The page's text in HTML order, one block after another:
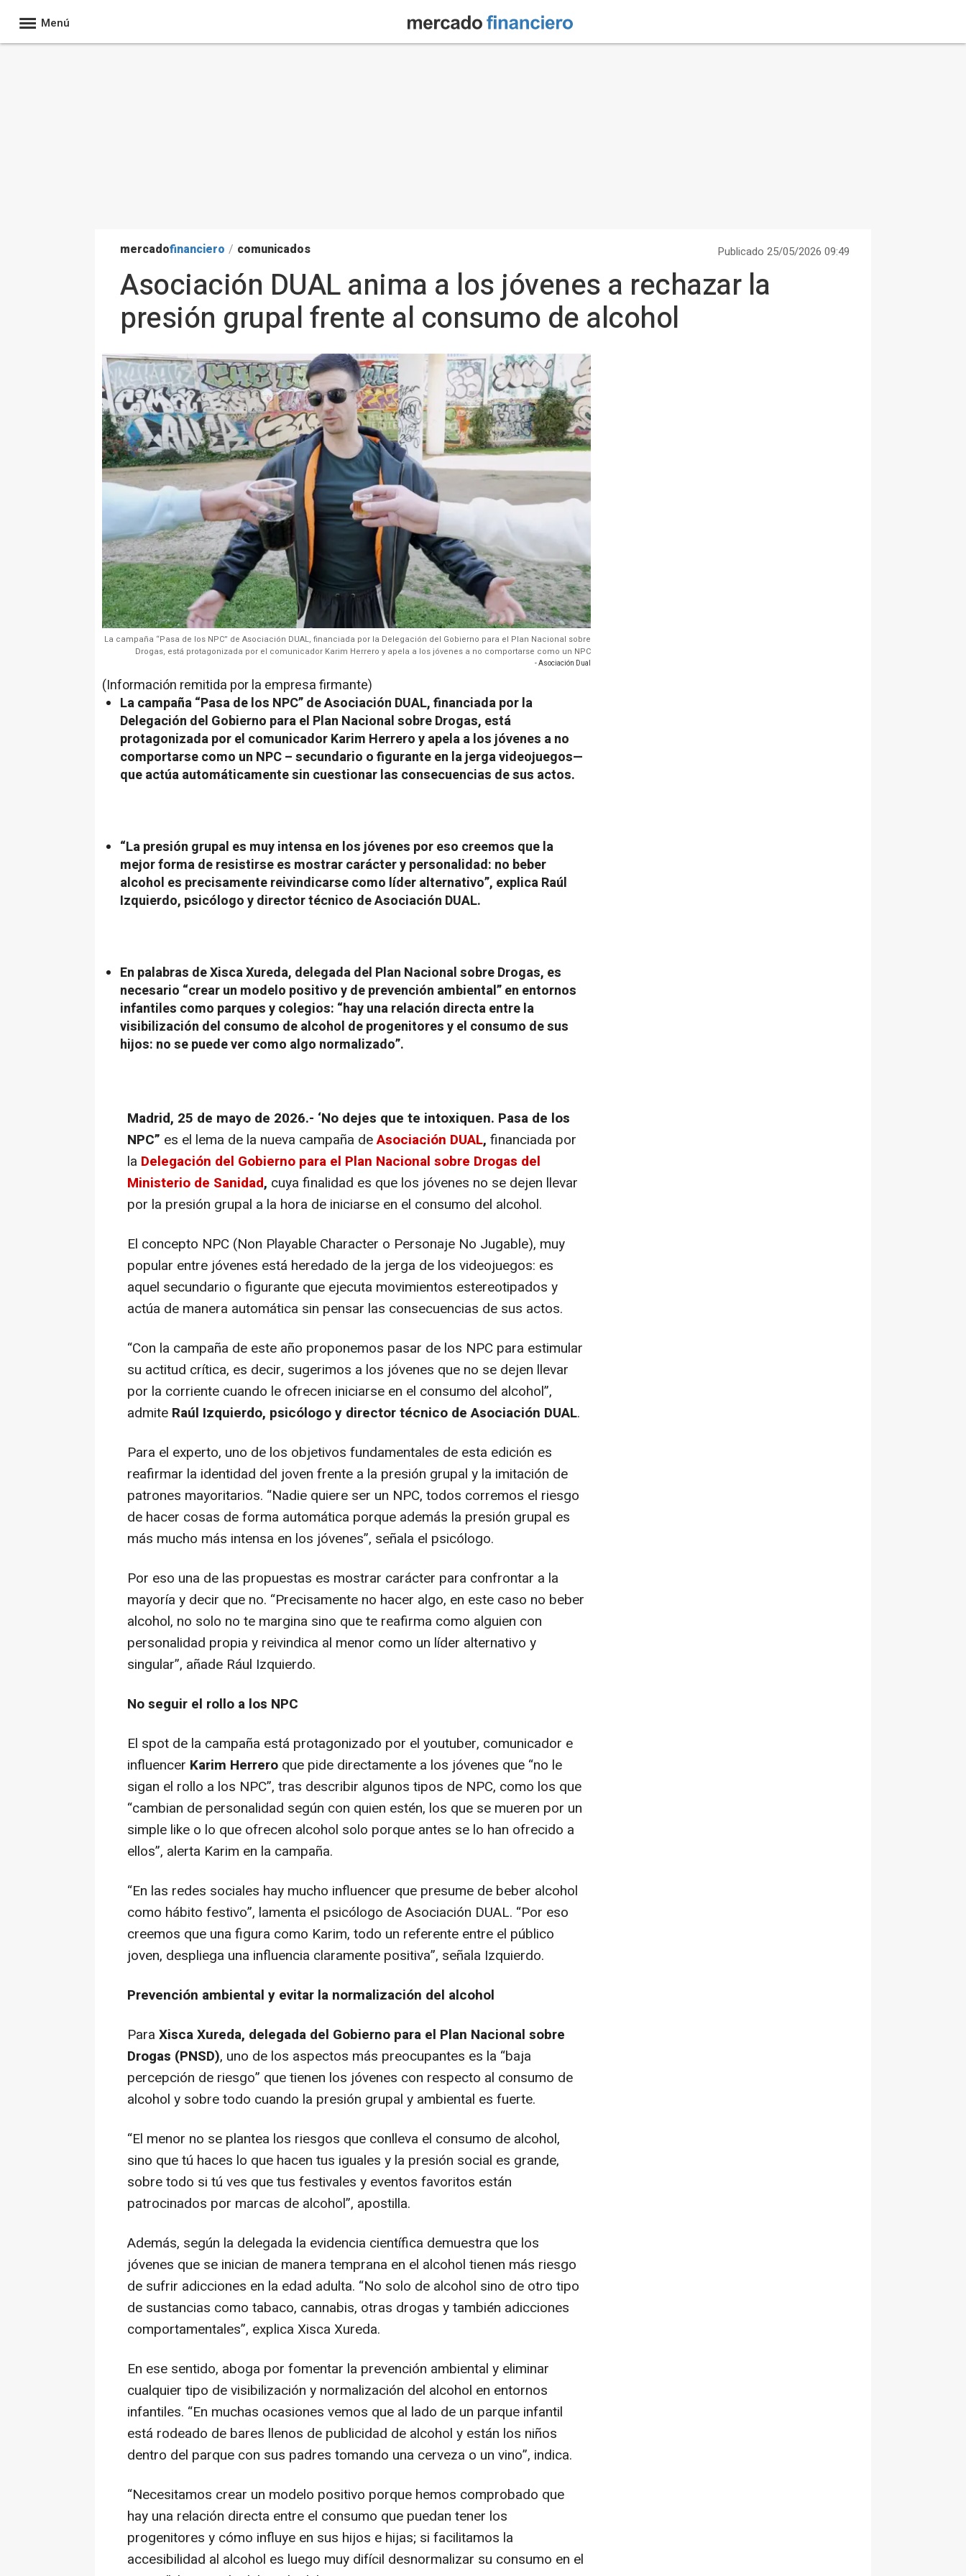
Menú
mercadofinanciero / comunicados Publicado 25/05/2026 09:49
Asociación DUAL anima a los jóvenes a rechazar la
presión grupal frente al consumo de alcohol
La campaña “Pasa de los NPC” de Asociación DUAL, financiada por la Delegación del Gobierno para el Plan Nacional sobre
Drogas, está protagonizada por el comunicador Karim Herrero y apela a los jóvenes a no comportarse como un NPC
- Asociación Dual
(Información remitida por la empresa firmante)
La campaña “Pasa de los NPC” de Asociación DUAL, financiada por la
Delegación del Gobierno para el Plan Nacional sobre Drogas, está
protagonizada por el comunicador Karim Herrero y apela a los jóvenes a no
comportarse como un NPC – secundario o figurante en la jerga videojuegos—
que actúa automáticamente sin cuestionar las consecuencias de sus actos.
“La presión grupal es muy intensa en los jóvenes por eso creemos que la
mejor forma de resistirse es mostrar carácter y personalidad: no beber
alcohol es precisamente reivindicarse como líder alternativo”, explica Raúl
Izquierdo, psicólogo y director técnico de Asociación DUAL.
En palabras de Xisca Xureda, delegada del Plan Nacional sobre Drogas, es
necesario “crear un modelo positivo y de prevención ambiental” en entornos
infantiles como parques y colegios: “hay una relación directa entre la
visibilización del consumo de alcohol de progenitores y el consumo de sus
hijos: no se puede ver como algo normalizado”.
Madrid, 25 de mayo de 2026.- ‘No dejes que te intoxiquen. Pasa de los
NPC” es el lema de la nueva campaña deAsociación DUAL, financiada por
la Delegación del Gobierno para el Plan Nacional sobre Drogas del
Ministerio de Sanidad, cuya finalidad es que los jóvenes no se dejen llevar
por la presión grupal a la hora de iniciarse en el consumo del alcohol.
El concepto NPC (Non Playable Character o Personaje No Jugable), muy
popular entre jóvenes está heredado de la jerga de los videojuegos: es
aquel secundario o figurante que ejecuta movimientos estereotipados y
actúa de manera automática sin pensar las consecuencias de sus actos.
“Con la campaña de este año proponemos pasar de los NPC para estimular
su actitud crítica, es decir, sugerimos a los jóvenes que no se dejen llevar
por la corriente cuando le ofrecen iniciarse en el consumo del alcohol”,
admite Raúl Izquierdo, psicólogo y director técnico de Asociación DUAL.
Para el experto, uno de los objetivos fundamentales de esta edición es
reafirmar la identidad del joven frente a la presión grupal y la imitación de
patrones mayoritarios. “Nadie quiere ser un NPC, todos corremos el riesgo
de hacer cosas de forma automática porque además la presión grupal es
más mucho más intensa en los jóvenes”, señala el psicólogo.
Por eso una de las propuestas es mostrar carácter para confrontar a la
mayoría y decir que no. “Precisamente no hacer algo, en este caso no beber
alcohol, no solo no te margina sino que te reafirma como alguien con
personalidad propia y reivindica al menor como un líder alternativo y
singular”, añade Rául Izquierdo.
No seguir el rollo a los NPC
El spot de la campaña está protagonizado por el youtuber, comunicador e
influencer Karim Herrero que pide directamente a los jóvenes que “no le
sigan el rollo a los NPC”, tras describir algunos tipos de NPC, como los que
“cambian de personalidad según con quien estén, los que se mueren por un
simple like o lo que ofrecen alcohol solo porque antes se lo han ofrecido a
ellos”, alerta Karim en la campaña.
“En las redes sociales hay mucho influencer que presume de beber alcohol
como hábito festivo”, lamenta el psicólogo de Asociación DUAL. “Por eso
creemos que una figura como Karim, todo un referente entre el público
joven, despliega una influencia claramente positiva”, señala Izquierdo.
Prevención ambiental y evitar la normalización del alcohol
Para Xisca Xureda, delegada del Gobierno para el Plan Nacional sobre
Drogas (PNSD), uno de los aspectos más preocupantes es la “baja
percepción de riesgo” que tienen los jóvenes con respecto al consumo de
alcohol y sobre todo cuando la presión grupal y ambiental es fuerte.
“El menor no se plantea los riesgos que conlleva el consumo de alcohol,
sino que tú haces lo que hacen tus iguales y la presión social es grande,
sobre todo si tú ves que tus festivales y eventos favoritos están
patrocinados por marcas de alcohol”, apostilla.
Además, según la delegada la evidencia científica demuestra que los
jóvenes que se inician de manera temprana en el alcohol tienen más riesgo
de sufrir adicciones en la edad adulta. “No solo de alcohol sino de otro tipo
de sustancias como tabaco, cannabis, otras drogas y también adicciones
comportamentales”, explica Xisca Xureda.
En ese sentido, aboga por fomentar la prevención ambiental y eliminar
cualquier tipo de visibilización y normalización del alcohol en entornos
infantiles. “En muchas ocasiones vemos que al lado de un parque infantil
está rodeado de bares llenos de publicidad de alcohol y están los niños
dentro del parque con sus padres tomando una cerveza o un vino”, indica.
“Necesitamos crear un modelo positivo porque hemos comprobado que
hay una relación directa entre el consumo que puedan tener los
progenitores y cómo influye en sus hijos e hijas; si facilitamos la
accesibilidad al alcohol es luego muy difícil desnormalizar su consumo en el